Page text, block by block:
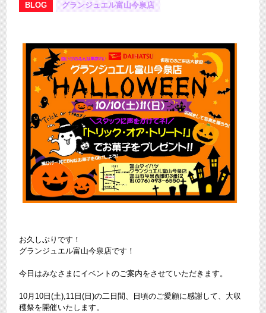
BLOG
グランジュエル富山今泉店
お久しぶりです！
グランジュエル富山今泉店です！
今日はみなさまにイベントのご案内をさせていただきます。
10月10日(土),11日(日)の二日間、日頃のご愛顧に感謝して、大収
穫祭を開催いたします。